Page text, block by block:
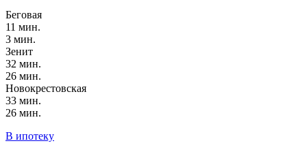
Беговая
11 мин.
3 мин.
Зенит
32 мин.
26 мин.
Новокрестовская
33 мин.
26 мин.
В ипотеку